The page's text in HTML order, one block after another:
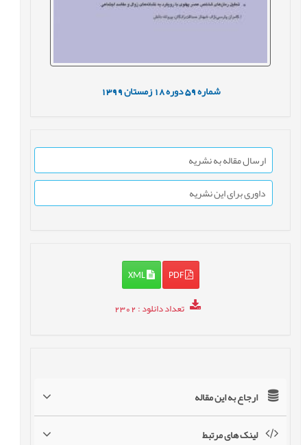
شماره59 دوره18 زمستان1399
ارسال مقاله به نشریه
داوری برای این نشریه
PDF
XML
تعداد دانلود: 2302
ارجاع به این مقاله
لینک های مرتبط